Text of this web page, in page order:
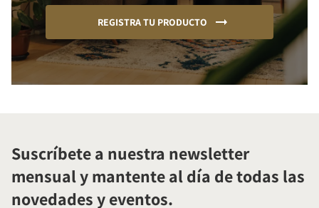
REGISTRA TU PRODUCTO
Suscríbete a nuestra newsletter
mensual y mantente al día de todas las
novedades y eventos.